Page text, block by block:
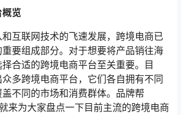
概览
互联网技术的飞速发展，跨境电商已
要组成部分。对于想要将产品销往海
合适的跨境电商平台至关重要。目
多跨境电商平台，它们各自拥有不同
不同的市场和消费群体。品牌帮
来为大家盘点一下目前主流的跨境电商